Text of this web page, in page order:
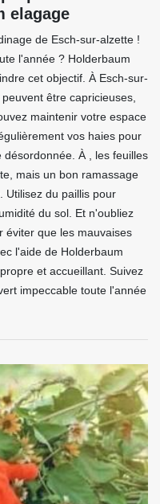
elagage
de Esch-sur-alzette !
l'année ? Holderbaum
cet objectif. À Esch-sur-
être capricieuses,
maintenir votre espace
vos haies pour
À , les feuilles
mais un bon ramassage
Utilisez du paillis pour
du sol. Et n'oubliez
éviter que les mauvaises
l'aide de Holderbaum
et accueillant. Suivez
impeccable toute l'année